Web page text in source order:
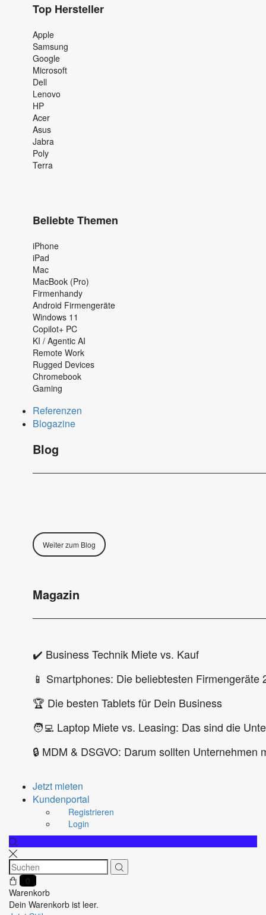
Top Hersteller
Apple
Samsung
Google
Microsoft
Dell
Lenovo
HP
Acer
Asus
Jabra
Poly
Terra
Beliebte Themen
iPhone
iPad
Mac
MacBook (Pro)
Firmenhandy
Android Firmengeräte
Windows 11
Copilot+ PC
KI / Agentic AI
Remote Work
Rugged Devices
Chromebook
Gaming
Referenzen
Blogazine
Blog
Weiter zum Blog
Magazin
✔️ Business Technik Miete vs. Kauf
📱 Smartphones: Die beliebtesten Firmengeräte
🏆 Die besten Tablets für Dein Business
🧑‍💻 Laptop Miete vs. Leasing: Das sind die
🔒 MDM & DSGVO: Darum sollten
Jetzt mieten
Kundenportal
Registrieren
Login
0
Warenkorb
Dein Warenkorb ist leer.